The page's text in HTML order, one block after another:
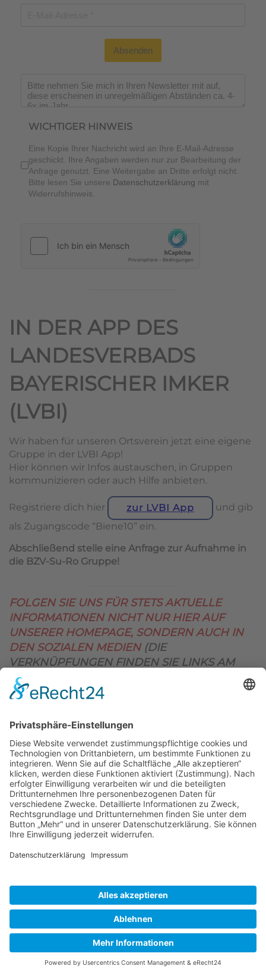
Absenden
Wichtiger Hinweis*
WICHTIGER HINWEIS
Eine Kopie Ihrer Nachricht wird an Ihre E-Mail-Adresse
geschickt. Ihre Angaben werden nur zur Bearbeitung der
Anfrage genutzt. Eine Weitergabe an Dritte erfolgt nicht.
Bitte lesen Sie unsere Datenschutzerklärung mit
Widerrufshinweis.
IN DER APP DES
LANDESVERBADS
BAYERISCHER IMKER
(LVBI)
Wir haben für unseren Ortsverein jetzt eine eigene
Gruppe in der LVBI App!
Hier können wir Infos austauschen, in Gruppen
kommunizieren oder auch Hilfe anbieten.
Registriere dich hier zur LVBI App
und gib
als Zugangscode “Biene10” ein.
Abschließend stelle eine Anfrage zur Aufnahme in
die BZV-Su-Ro Gruppe!
FOLGEN SIE UNS FÜR STETS AKTUELLE
INFORMATIONEN NICHT NUR HIER AUF
UNSERER HOMEPAGE, SONDERN AUCH IN
DEN SOZIALEN MEDIEN (DIE
VERKNÜPFUNGEN FINDEN SIE LINKS AM
OBEREN SEITENRAND)
BIENENZUCHTVEREIN SULZBACH-ROSENBERG
1871 E.V.
1. Vorsitzender
Matthias Bohmann
Siebeneichen 13
92237 Sulzbach-Rosenberg
E-Mail: vorstand@bienenzuchtverein-sulzbach-
Copyright © Bienenzuchtverein
Sulzbach-Rosenberg 1871 e.V.
Kontakt|Impressum|Datenschutzerklärung|
Cookie-Einstellungen